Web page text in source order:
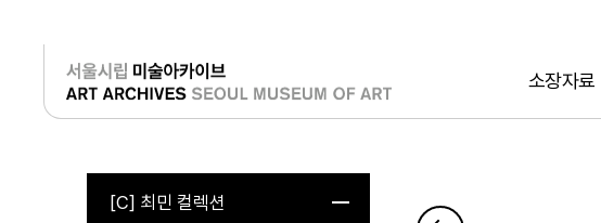
소장자료
로그인
[C] 최민 컬렉션